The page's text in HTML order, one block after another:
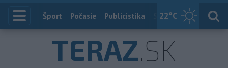
22°C
Index
Šport Počasie Publicistika Slovensko
TERAZ.SK